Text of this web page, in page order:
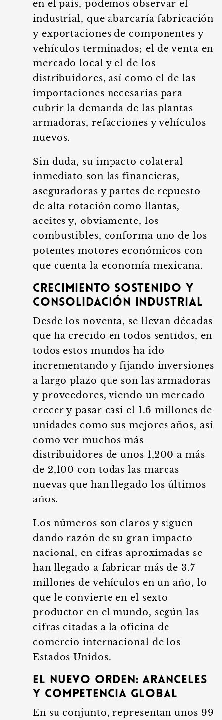
en el país, podemos observar el
industrial, que abarcaría fabricación
y exportaciones de componentes y
vehículos terminados; el de venta en
mercado local y el de los
distribuidores, así como el de las
importaciones necesarias para
cubrir la demanda de las plantas
armadoras, refacciones y vehículos
nuevos.
Sin duda, su impacto colateral
inmediato son las financieras,
aseguradoras y partes de repuesto
de alta rotación como llantas,
aceites y, obviamente, los
combustibles, conforma uno de los
potentes motores económicos con
que cuenta la economía mexicana.
Crecimiento sostenido y
consolidación industrial
Desde los noventa, se llevan décadas
que ha crecido en todos sentidos, en
todos estos mundos ha ido
incrementando y fijando inversiones
a largo plazo que son las armadoras
y proveedores, viendo un mercado
crecer y pasar casi el 1.6 millones de
unidades como sus mejores años, así
como ver muchos más
distribuidores de unos 1,200 a más
de 2,100 con todas las marcas
nuevas que han llegado los últimos
años.
Los números son claros y siguen
dando razón de su gran impacto
nacional, en cifras aproximadas se
han llegado a fabricar más de 3.7
millones de vehículos en un año, lo
que le convierte en el sexto
productor en el mundo, según las
cifras citadas a la oficina de
comercio internacional de los
Estados Unidos.
El nuevo orden: aranceles
y competencia global
En su conjunto, representan unos 99